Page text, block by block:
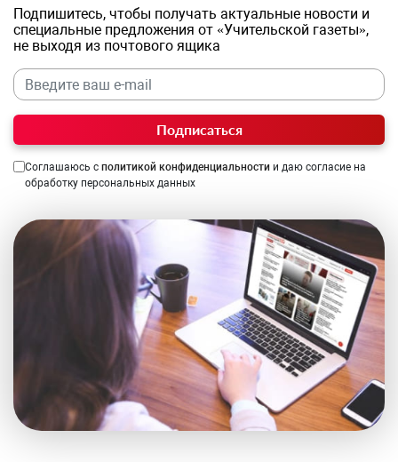
Подпишитесь, чтобы получать актуальные новости и
специальные предложения от «Учительской газеты»,
не выходя из почтового ящика
Подписаться
Соглашаюсь с политикой конфиденциальности и даю согласие на
обработку персональных данных